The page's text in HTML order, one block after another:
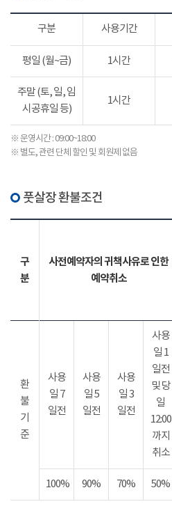
구분 사용기간
평일 (월~금) 1시간
주말 (토, 일, 임
시공휴일 등)
1시간
※ 운영시간 : 09:00~18:00
※ 별도, 관련 단체 할인 및 회원제 없음
풋살장 환불조건
구
분
사전예약자의 귀책사유로 인한
예약취소
환
불
기
준
사용
일 7
일전
사용
일 5
일전
사용
일 3
일전
사용
일 1
일전
및 당
일
12:00
까지
취소
100% 90% 70% 50%